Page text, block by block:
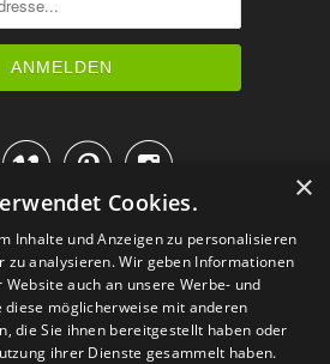
 ×
Cookies.
Inhalte und Anzeigen zu personalisieren
zu analysieren. Wir geben Informationen
auch an unsere Werbe- und
möglicherweise mit anderen
die Sie ihnen bereitgestellt haben oder
ihrer Dienste gesammelt haben.